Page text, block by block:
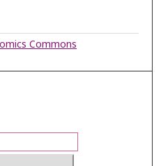
Commons